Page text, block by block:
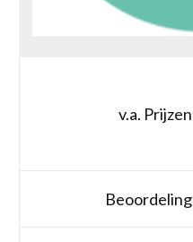
v.a. Prijzen
Beoordeling